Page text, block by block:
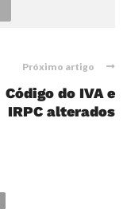
Próximo artigo
Código do IVA e
IRPC alterados